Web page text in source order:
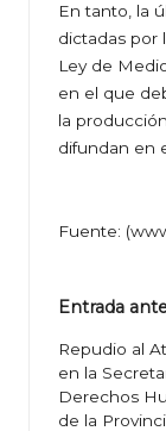
En tanto, la
dictadas por
Ley de
en el que
la
difundan en
Fuente: (
de
Entrada
Repudio al
en la
Derechos
de la